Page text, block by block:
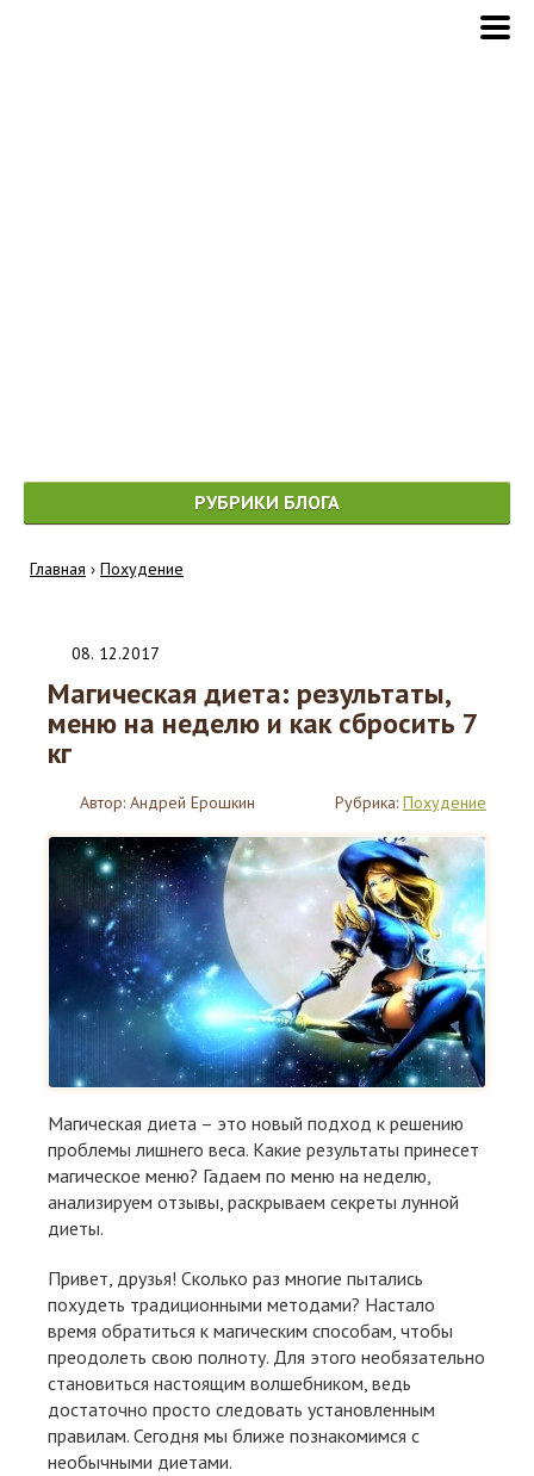
РУБРИКИ БЛОГА
Главная › Похудение
08. 12.2017
Магическая диета: результаты,
меню на неделю и как сбросить 7
кг
Автор: Андрей Ерошкин Рубрика: Похудение
Магическая диета – это новый подход к решению
проблемы лишнего веса. Какие результаты принесет
магическое меню? Гадаем по меню на неделю,
анализируем отзывы, раскрываем секреты лунной
диеты.
Привет, друзья! Сколько раз многие пытались
похудеть традиционными методами? Настало
время обратиться к магическим способам, чтобы
преодолеть свою полноту. Для этого необязательно
становиться настоящим волшебником, ведь
достаточно просто следовать установленным
правилам. Сегодня мы ближе познакомимся с
необычными диетами.